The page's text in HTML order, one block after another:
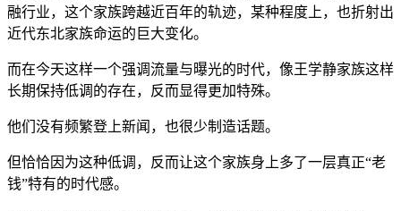
融行业，这个家族跨越近百年的轨迹，某种程度上，也折射出
近代东北家族命运的巨大变化。
而在今天这样一个强调流量与曝光的时代，像王学静家族这样
长期保持低调的存在，反而显得更加特殊。
他们没有频繁登上新闻，也很少制造话题。
但恰恰因为这种低调，反而让这个家族身上多了一层真正“老
钱”特有的时代感。